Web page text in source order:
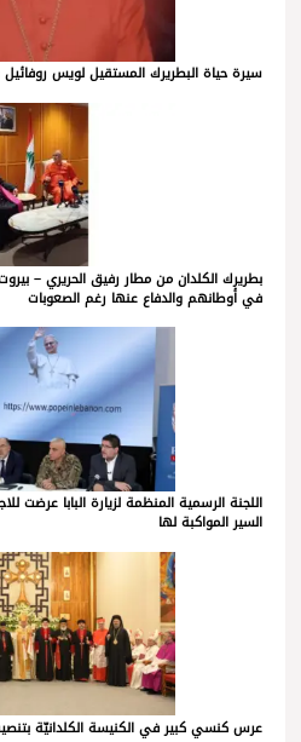
سيرة حياة البطريرك المستقيل لويس روفائيل ساكو
بطريرك الكلدان من مطار رفيق الحريري –
في أوطانهم والدفاع عنها رغم الصعوبات
اللجنة الرسمية المنظمة لزيارة البابا عرضت
السير المواكبة لها
عرس كنسي كبير في الكنيسة الكلدانيّة